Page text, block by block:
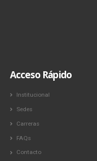
Acceso Rápido
Institucional
Sedes
Carreras
FAQs
Contacto